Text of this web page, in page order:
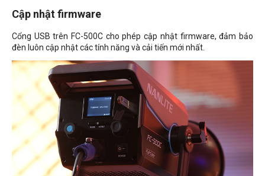
Cập nhật firmware
Cổng USB trên FC-500C cho phép cập nhật firmware, đảm bảo
đèn luôn cập nhật các tính năng và cải tiến mới nhất.